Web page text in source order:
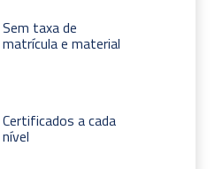
Sem taxa de
matrícula e material
Certificados a cada
nível